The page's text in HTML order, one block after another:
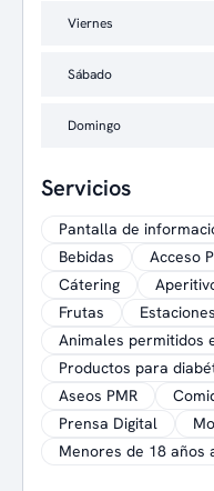
Viernes
Sábado
Domingo
Servicios
Pantalla de
Bebidas
Acceso
Cátering
Frutas
Animales permitidos
Productos para
Aseos PMR
Prensa Digital
Menores de 18 años